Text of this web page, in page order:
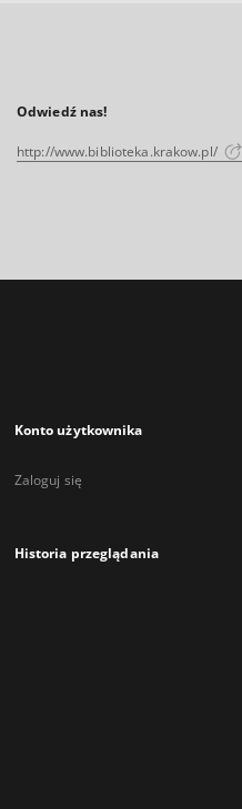
Odwiedź nas!
http://www.biblioteka.krakow.pl/
Konto użytkownika
Zaloguj się
Historia przeglądania